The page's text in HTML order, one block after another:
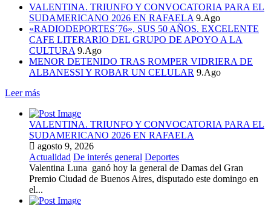
VALENTINA. TRIUNFO Y CONVOCATORIA PARA EL
SUDAMERICANO 2026 EN RAFAELA 9.Ago
«RADIODEPORTES´76», SUS 50 AÑOS. EXCELENTE
CAFE LITERARIO DEL GRUPO DE APOYO A LA
CULTURA 9.Ago
MENOR DETENIDO TRAS ROMPER VIDRIERA DE
ALBANESSI Y ROBAR UN CELULAR 9.Ago
Leer más
VALENTINA. TRIUNFO Y CONVOCATORIA PARA EL
SUDAMERICANO 2026 EN RAFAELA
agosto 9, 2026
Actualidad De interés general Deportes
Valentina Luna ganó hoy la general de Damas del Gran
Premio Ciudad de Buenos Aires, disputado este domingo en
el...